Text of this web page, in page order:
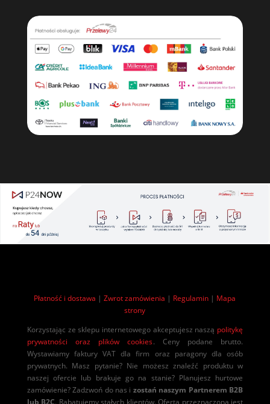
Płatność i dostawa |Zwrot zamówienia | Regulamin | Mapa
strony
Korzystając ze sklepu internetowego akceptujesz naszą politykę
prywatności oraz plików cookies. Ceny podane brutto.
Wystawiamy faktury VAT dla firm oraz paragony dla osób
prywatnych. Masz pytanie? Nie możesz znaleźć produktu w
naszej ofercie lub brakuje go na stanie? Planujesz hurtowe
zamówienie? Zadzwoń do nas i zostań naszym Partnerem B2B
lub B2C. Rabatujemy stałych klientów. Oferta przeznaczona jest